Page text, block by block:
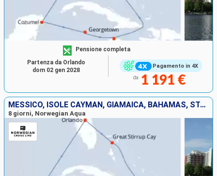
Pagamento in 4X
Pensione completa
da 1 191 €
Partenza da Orlando
dom 02 gen 2028
MESSICO, ISOLE CAYMAN, GIAMAICA, BAHAMAS, STATI UNITI
8 giorni, Norwegian Aqua